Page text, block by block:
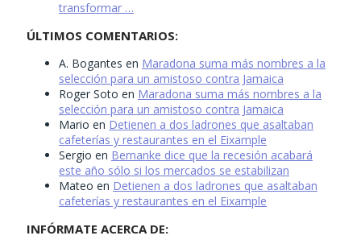
transformar …
ÚLTIMOS COMENTARIOS:
A. Bogantes en Maradona suma más nombres a la
selección para un amistoso contra Jamaica
Roger Soto en Maradona suma más nombres a la
selección para un amistoso contra Jamaica
Mario en Detienen a dos ladrones que asaltaban
cafeterías y restaurantes en el Eixample
Sergio en Bernanke dice que la recesión acabará
este año sólo si los mercados se estabilizan
Mateo en Detienen a dos ladrones que asaltaban
cafeterías y restaurantes en el Eixample
INFÓRMATE ACERCA DE: